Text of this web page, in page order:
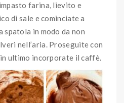
farina, lievito e
di sale e cominciate a
in modo da non
nell’aria. Proseguite con
ultimo incorporate il caffè.